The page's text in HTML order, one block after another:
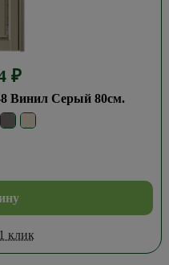
₽
Винил Серый 80см.
клик